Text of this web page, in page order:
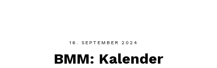
16. SEPTEMBER 2024
BMM: Kalender